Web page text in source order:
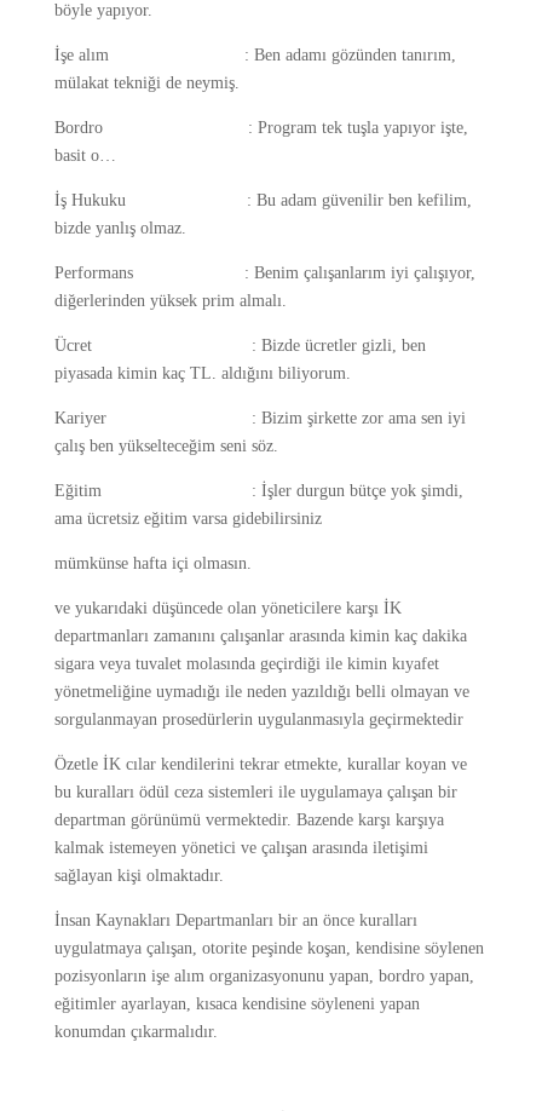
böyle yapıyor.
İşe alım : Ben adamı gözünden tanırım,
mülakat tekniği de neymiş.
Bordro : Program tek tuşla yapıyor işte,
basit o…
İş Hukuku : Bu adam güvenilir ben kefilim,
bizde yanlış olmaz.
Performans : Benim çalışanlarım iyi çalışıyor,
diğerlerinden yüksek prim almalı.
Ücret : Bizde ücretler gizli, ben
piyasada kimin kaç TL. aldığını biliyorum.
Kariyer : Bizim şirkette zor ama sen iyi
çalış ben yükselteceğim seni söz.
Eğitim : İşler durgun bütçe yok şimdi,
ama ücretsiz eğitim varsa gidebilirsiniz
mümkünse hafta içi olmasın.
ve yukarıdaki düşüncede olan yöneticilere karşı İK
departmanları zamanını çalışanlar arasında kimin kaç dakika
sigara veya tuvalet molasında geçirdiği ile kimin kıyafet
yönetmeliğine uymadığı ile neden yazıldığı belli olmayan ve
sorgulanmayan prosedürlerin uygulanmasıyla geçirmektedir
Özetle İK cılar kendilerini tekrar etmekte, kurallar koyan ve
bu kuralları ödül ceza sistemleri ile uygulamaya çalışan bir
departman görünümü vermektedir. Bazende karşı karşıya
kalmak istemeyen yönetici ve çalışan arasında iletişimi
sağlayan kişi olmaktadır.
İnsan Kaynakları Departmanları bir an önce kuralları
uygulatmaya çalışan, otorite peşinde koşan, kendisine söylenen
pozisyonların işe alım organizasyonunu yapan, bordro yapan,
eğitimler ayarlayan, kısaca kendisine söyleneni yapan
konumdan çıkarmalıdır.